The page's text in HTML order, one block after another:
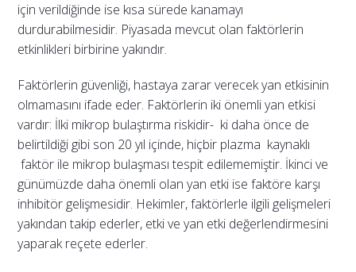
için verildiğinde ise kısa sürede kanamayı
durdurabilmesidir. Piyasada mevcut olan faktörlerin
etkinlikleri birbirine yakındır.
Faktörlerin güvenliği, hastaya zarar verecek yan etkisinin
olmamasını ifade eder. Faktörlerin iki önemli yan etkisi
vardır: İlki mikrop bulaştırma riskidir- ki daha önce de
belirtildiği gibi son 20 yıl içinde, hiçbir plazma kaynaklı
faktör ile mikrop bulaşması tespit edilememiştir. İkinci ve
günümüzde daha önemli olan yan etki ise faktöre karşı
inhibitör gelişmesidir. Hekimler, faktörlerle ilgili gelişmeleri
yakından takip ederler, etki ve yan etki değerlendirmesini
yaparak reçete ederler.